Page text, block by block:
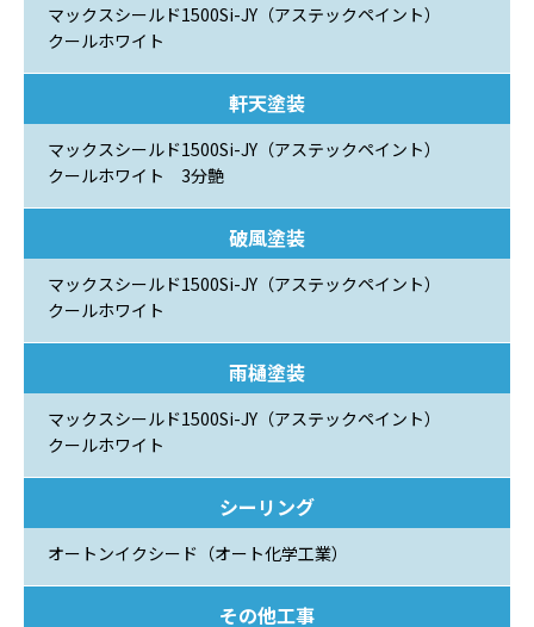
マックスシールド1500Si-JY（アステックペイント）
クールホワイト
軒天塗装
マックスシールド1500Si-JY（アステックペイント）
クールホワイト 3分艶
破風塗装
マックスシールド1500Si-JY（アステックペイント）
クールホワイト
雨樋塗装
マックスシールド1500Si-JY（アステックペイント）
クールホワイト
シーリング
オートンイクシード（オート化学工業）
その他工事